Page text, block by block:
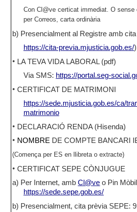
Con Cl@ve certicat immediat. O sense
per Correos, carta ordinària
b) Presencialment al Registre amb
https://cita-previa.mjusticia.gob.es/)
• LA TEVA VIDA LABORAL (pdf)
Via SMS: https://portal.seg-
• CERTIFICAT DE MATRIMONI
https://sede.mjusticia.gob.es/ca/
matrimonio
• DECLARACIÓ RENDA (Hisenda)
• NOMBRE DE COMPTE BANCARI
(Comença per ES en llibreta o extracte)
• CERTIFICAT SEPE CÒNJUGUE
a) Per Internet, ambCl@ve o Pin
https://sede.sepe.gob.es/
b) Presencialment, cita prèvia SEPE: